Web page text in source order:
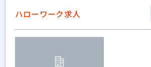
ハローワーク求人